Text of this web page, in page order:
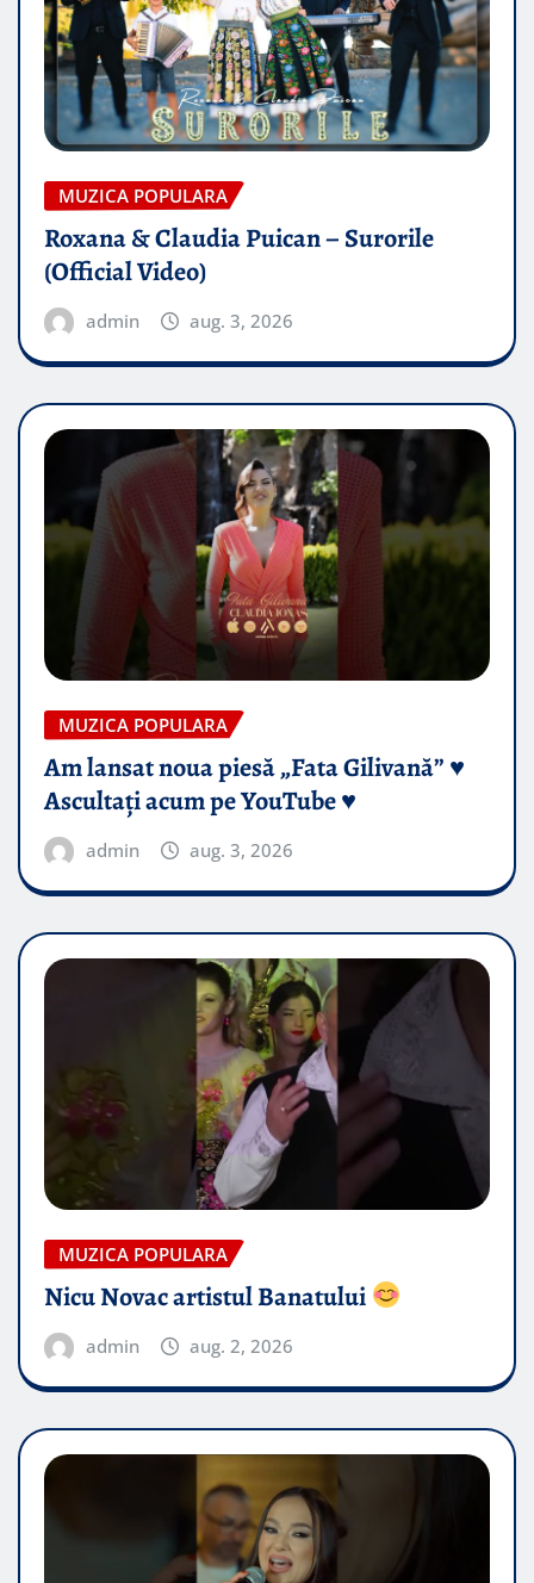
MUZICA POPULARA
Roxana & Claudia Puican – Surorile
(Official Video)
admin aug. 3, 2026
MUZICA POPULARA
Am lansat noua piesă „Fata Gilivană” ♥️
Ascultați acum pe YouTube ♥️
admin aug. 3, 2026
MUZICA POPULARA
Nicu Novac artistul Banatului
admin aug. 2, 2026